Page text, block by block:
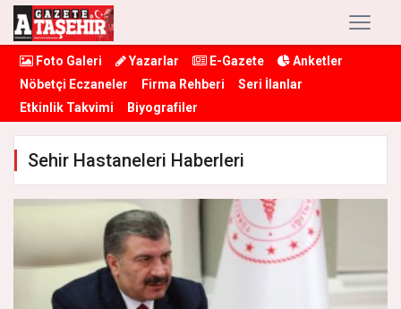
Foto Galeri Yazarlar E-Gazete
Anketler
Nöbetçi Eczaneler
Firma Rehberi
Seri İlanlar
Etkinlik Takvimi
Biyografiler
Sehir Hastaneleri Haberleri